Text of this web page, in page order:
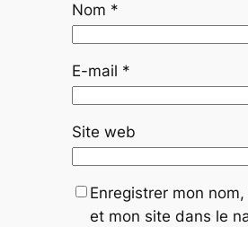
Nom *
E-mail *
Site web
Enregistrer mon
et mon site dans le